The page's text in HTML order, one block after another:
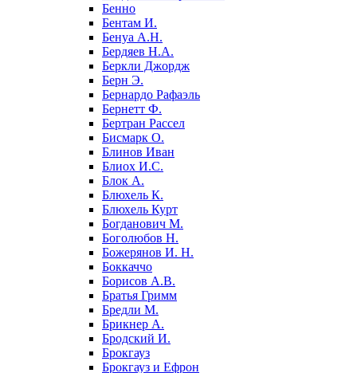
Бенно
Бентам И.
Бенуа А.Н.
Бердяев Н.А.
Беркли Джордж
Берн Э.
Бернардо Рафаэль
Бернетт Ф.
Бертран Рассел
Бисмарк О.
Блинов Иван
Блиох И.С.
Блок А.
Блюхель К.
Блюхель Курт
Богданович М.
Боголюбов Н.
Божерянов И. Н.
Боккаччо
Борисов А.В.
Братья Гримм
Бредли М.
Брикнер А.
Бродский И.
Брокгауз
Брокгауз и Ефрон